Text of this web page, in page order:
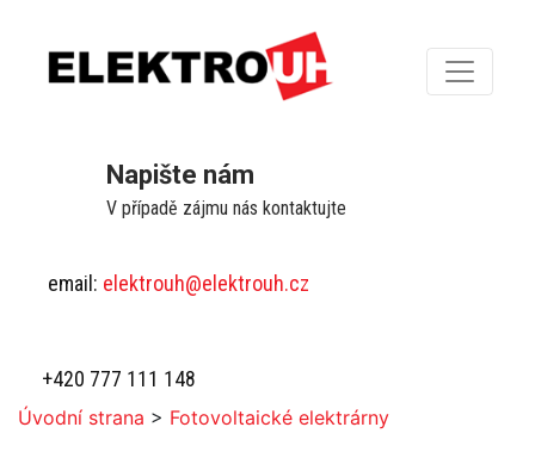
Napište nám
V případě zájmu nás kontaktujte
email: elektrouh@elektrouh.cz
+420 777 111 148
Úvodní strana > Fotovoltaické elektrárny